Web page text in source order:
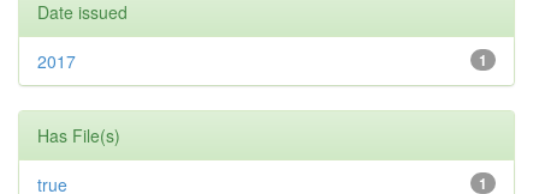
Date issued
1
2017
Has File(s)
1
true